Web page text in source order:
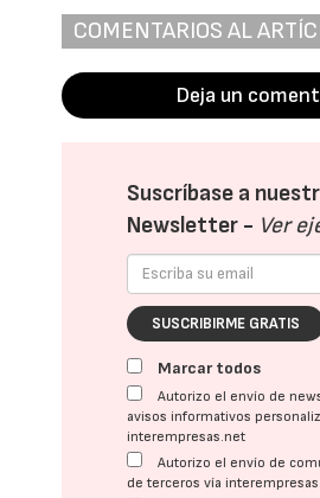
COMENTARIOS AL
Deja un
Suscríbase a
Newsletter - Ver
SUSCRIBIRME GRATIS
Marcar todos
Autorizo el envío de
avisos informativos
interempresas.net
Autorizo el envío de
de terceros vía